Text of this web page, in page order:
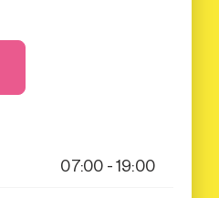
07:00 - 19:00